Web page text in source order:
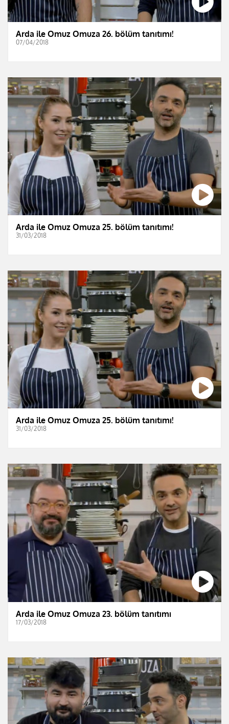
Arda ile Omuz Omuza 26. bölüm tanıtımı!
07/04/2018
Arda ile Omuz Omuza 25. bölüm tanıtımı!
31/03/2018
Arda ile Omuz Omuza 25. bölüm tanıtımı!
31/03/2018
Arda ile Omuz Omuza 23. bölüm tanıtımı
17/03/2018